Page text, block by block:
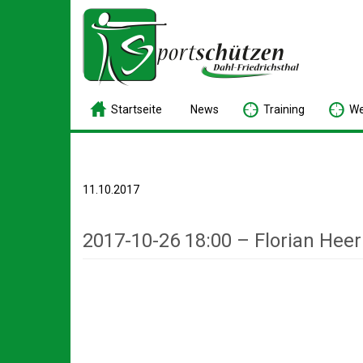
Startseite News Training W
11.10.2017
2017-10-26 18:00 – Florian Heer